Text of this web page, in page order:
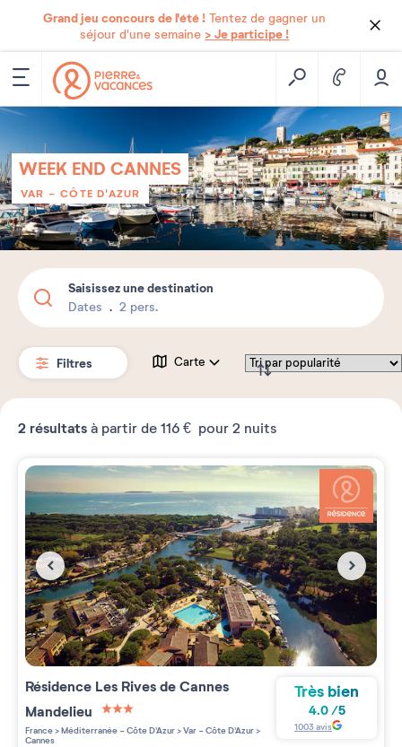
Grand jeu concours de l'été ! Tentez de gagner un
séjour d'une semaine > Je participe !
WEEK END CANNES
VAR - CÔTE D'AZUR
Saisissez une destination
Dates 2 pers.
Filtres Carte
2 résultats à partir de 116 € pour 2 nuits
Résidence Les Rives de Cannes
Mandelieu
3 étoiles sur 5
France>Méditerranée - Côte D'Azur>Var - Côte D'Azur>
Cannes
Très bien
4.0/5
1003avis